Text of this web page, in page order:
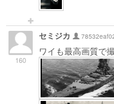
160
セミジカ
ワイも最高画質で